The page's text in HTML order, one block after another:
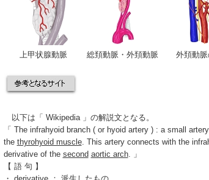
上甲状腺動脈 総頚動脈・外頚動脈 外頚動
以下は「 Wikipedia 」の解説文となる。
「 The infrahyoid branch ( or hyoid artery ) : a small
the thyrohyoid muscle. This artery connects with the
derivative of the second aortic arch. 」
【 語 句 】